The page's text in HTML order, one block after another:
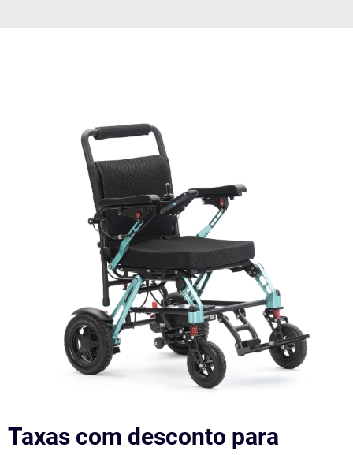
Taxas com desconto para